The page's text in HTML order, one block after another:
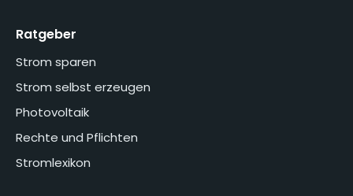
Ratgeber
Strom sparen
Strom selbst erzeugen
Photovoltaik
Rechte und Pflichten
Stromlexikon